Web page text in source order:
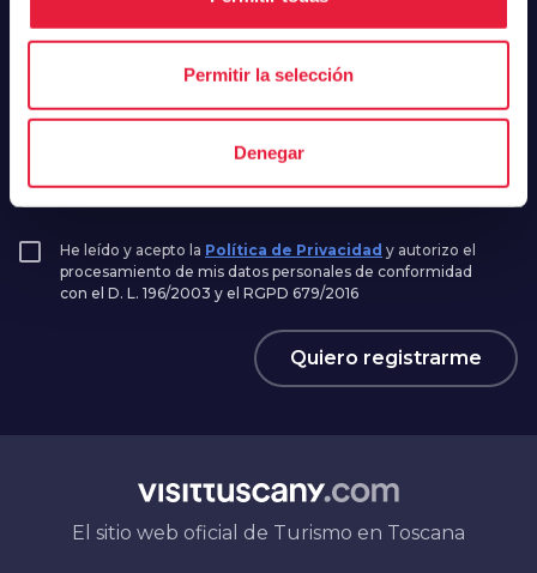
Permitir la selección
Denegar
Nombre*
He leído y acepto la Política de Privacidad y autorizo el
procesamiento de mis datos personales de conformidad
con el D. L. 196/2003 y el RGPD 679/2016
Quiero registrarme
El sitio web oficial de Turismo en Toscana